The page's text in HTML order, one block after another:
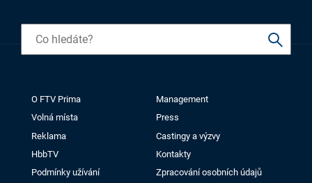
O FTV Prima
Management
Volná místa
Press
Reklama
Castingy a výzvy
HbbTV
Kontakty
Podmínky užívání
Zpracování osobních údajů